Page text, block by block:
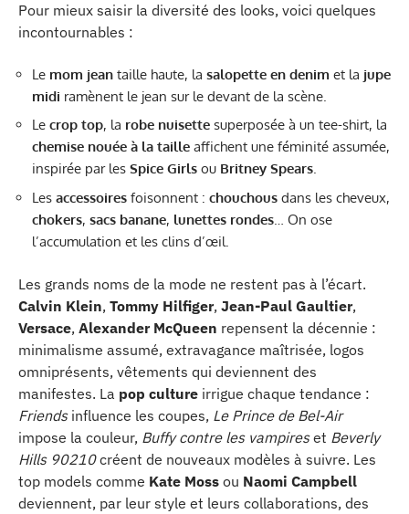
Pour mieux saisir la diversité des looks, voici quelques
incontournables :
Le mom jean taille haute, la salopette en denim et la jupe
midi ramènent le jean sur le devant de la scène.
Le crop top, la robe nuisette superposée à un tee-shirt, la
chemise nouée à la taille affichent une féminité assumée,
inspirée par les Spice Girls ou Britney Spears.
Les accessoires foisonnent : chouchous dans les cheveux,
chokers, sacs banane, lunettes rondes … On ose
l’accumulation et les clins d’œil.
Les grands noms de la mode ne restent pas à l’écart.
Calvin Klein, Tommy Hilfiger, Jean-Paul Gaultier,
Versace, Alexander McQueen repensent la décennie :
minimalisme assumé, extravagance maîtrisée, logos
omniprésents, vêtements qui deviennent des
manifestes. La pop culture irrigue chaque tendance :
Friendsinfluence les coupes, Le Prince de Bel-Air
impose la couleur, Buffy contre les vampireset Beverly
Hills 90210créent de nouveaux modèles à suivre. Les
top models comme Kate Moss ou Naomi Campbell
deviennent, par leur style et leurs collaborations, des